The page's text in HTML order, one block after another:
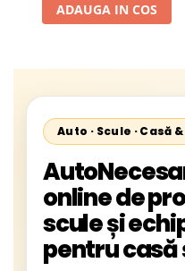
ADAUGA IN COS
Auto · Scule · Casă
online de
scule și
pentru casă